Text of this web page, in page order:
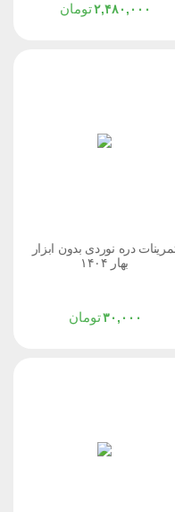
تومان۲,۴۸۰,۰۰۰
دره نوردی بدون ابزار
بهار ۱۴۰۴
تومان ۳۰,۰۰۰